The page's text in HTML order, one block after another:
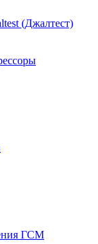
(Джалтест)
ГСМ